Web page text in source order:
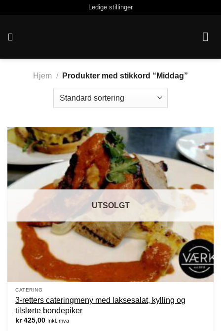
Ledige stillinger
Hjem / Produkter med stikkord “Middag”
UTSOLGT
CATERING
3-retters cateringmeny med laksesalat, kylling og
tilslørte bondepiker
kr425,00 Inkl. mva